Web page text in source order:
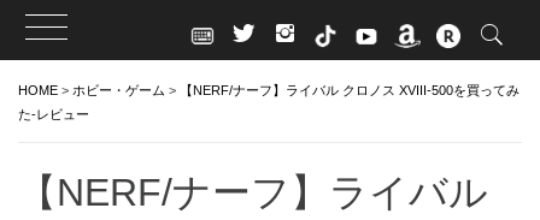
HOME > ホビー・ゲーム >
【NERF/ナーフ】ライバル クロノス XVIII-500を買ってみ
た-レビュー
【NERF/ナーフ】ライバル